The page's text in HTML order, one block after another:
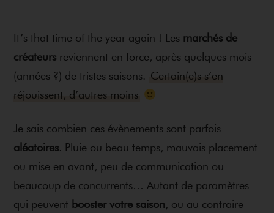
It’s that time of the year again ! Les marchés de
créateurs reviennent en force, après quelques mois
(années ?) de tristes saisons. Certain(e)s s’en
réjouissent, d’autres moins
Je sais combien ces évènements sont parfois
aléatoires. Pluie ou beau temps, mauvais placement
ou mise en avant, peu de communication ou
beaucoup de concurrents… Autant de paramètres
qui peuvent booster votre saison, ou au contraire